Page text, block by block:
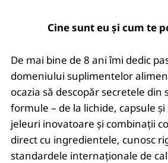
Cine sunt eu și cum te
De mai bine de 8 ani îmi dedic
domeniului suplimentelor
ocazia să descopăr secretele din
formule – de la lichide, capsule
jeleuri inovatoare și combinații
direct cu ingredientele, cunosc
standardele internaționale de